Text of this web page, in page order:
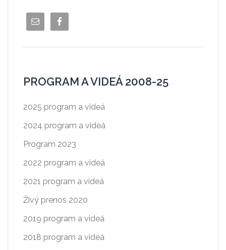
PROGRAM A VIDEÁ 2008-25
2025 program a videá
2024 program a videá
Program 2023
2022 program a videá
2021 program a videá
Živý prenos 2020
2019 program a videá
2018 program a videá